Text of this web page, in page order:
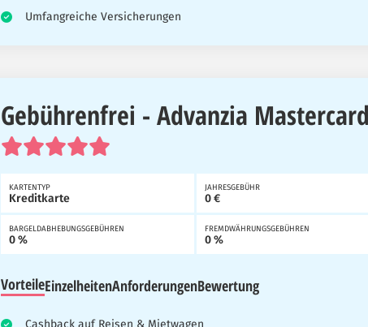
Umfangreiche Versicherungen
Gebührenfrei - Advanzia
KARTENTYP
Kreditkarte
JAHRESGEBÜHR
0 €
BARGELDABHEBUNGSGEBÜHREN
0 %
FREMDWÄHRUNGSGEBÜHREN
0 %
VorteileEinzelheitenAnforderungenBewertung
Cashback auf Reisen & Mietwagen